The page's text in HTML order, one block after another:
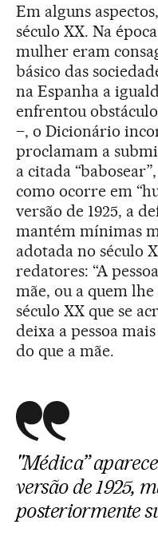
Em alguns
século XX. Na
mulher eram
básico das
na Espanha a
enfrentou
–, o Dicionário
proclamam a
a citada
como ocorre em
versão de 1925, a
mantém mínimas
adotada no século
redatores: “A
mãe, ou a quem
século XX que se
deixa a pessoa
do que a mãe.
"Médica”
versão de 1925,
posteriormente